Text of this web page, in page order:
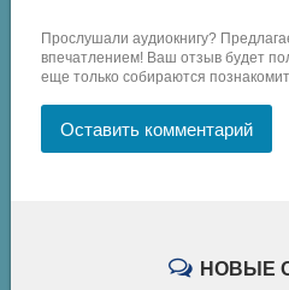
Прослушали аудиокнигу?
впечатлением! Ваш отзыв будет
еще только собираются
Оставить комментарий
НОВЫЕ